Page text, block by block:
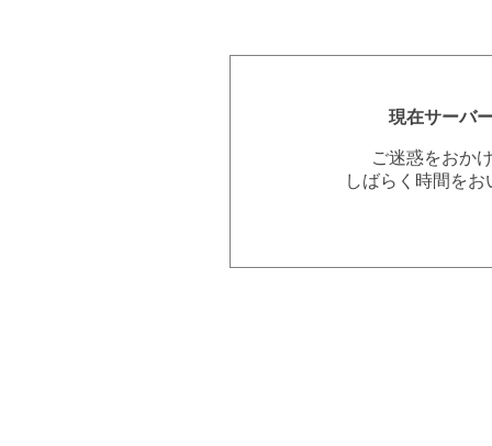
現在サーバ
ご迷惑をおか
しばらく時間を